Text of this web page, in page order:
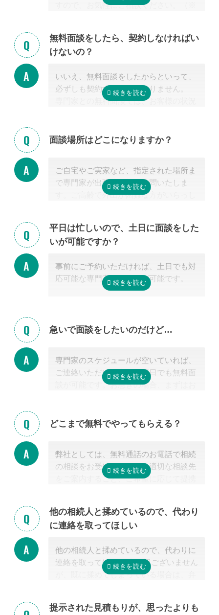
外となります。
も大切だと言えます。
なお自宅から離れた専門家をご紹介した
等まで出張費無料で訪問可能ですのでご
安心ください。
すので、お気軽にご相談ください。（※
無料面談をしたら、契約しなければい
けないの？
いいえ、無料面談をしたからといって、
必ずしも契約する必要はありません。
専門家との無料面談では、お客様の状況
提示させて頂きます。
こく営業するようなことはありませんの
でご安心ください。
面談場所はどこになりますか？
ご自宅やご実家など、指定された場所ま
で専門家が出張費無料で訪問いたしま
す。ご高齢で外出が困難な方がいらっし
を使ったオンライン面談にも対応可能で
す。（一部士業を除く）
までご希望の方法をお申し付けくださ
い。
平日は忙しいので、土日に面談をした
いが可能ですか？
事前にご予約いただければ、土日でも対
応可能な専門家のご紹介が可能です。
急いで面談をしたいのだけど…
専門家のスケジュールが空いていれば、
ご連絡いただいた当日や翌日でも無料面
談が可能です。お急ぎの場合、まずはお
どこまで無料でやってもらえる？
弊社としては、無料通話のお電話で相続
の相談をお受けすること、適切な相談先
をご案内すること、ご希望に応じて提携
ています。
またご紹介した専門家については、面談
続手続きを明らかにすること、それに対
するお見積りを提示するところまでは無
料で行っています。
クしてほしい」といったご相談は、専門
他の相続人と揉めているので、代わり
に連絡を取ってほしい
他の相続人と揉めているので、代わりに
連絡を取ってほしい 申し訳ございません
が、既に揉めてしまっている場合は、弁
に相談可能な弁護士が掲載されています
提示された見積もりが、思ったよりも